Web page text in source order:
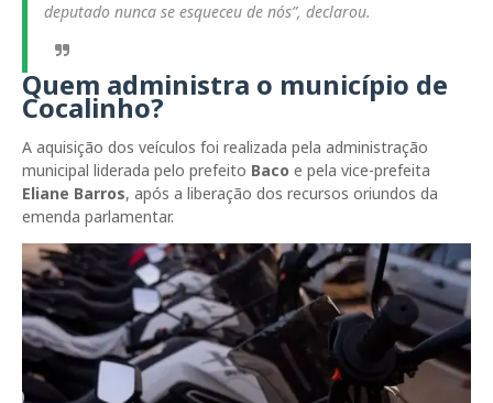
deputado nunca se esqueceu de nós”, declarou.
Quem administra o município de
Cocalinho?
A aquisição dos veículos foi realizada pela administração
municipal liderada pelo prefeito Baco e pela vice-prefeita
Eliane Barros, após a liberação dos recursos oriundos da
emenda parlamentar.